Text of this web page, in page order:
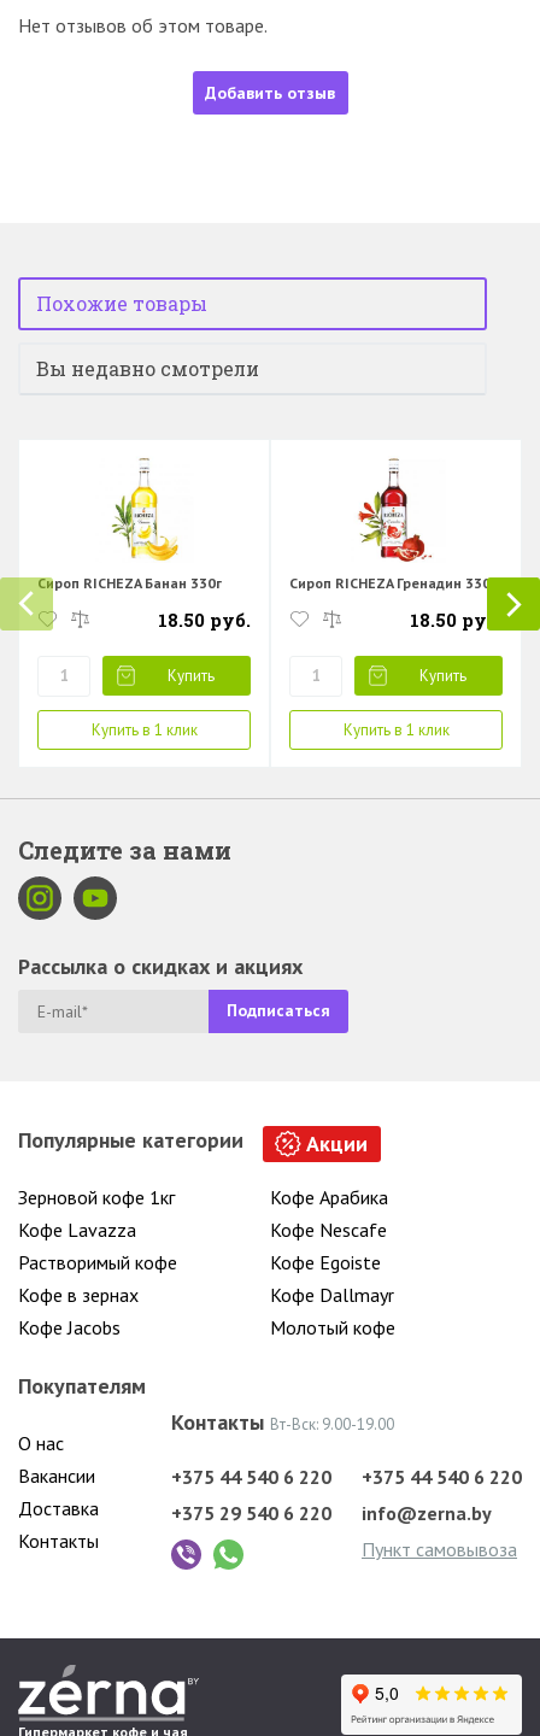
Нет отзывов об этом товаре.
Добавить отзыв
Похожие товары
Вы недавно смотрели
Сироп RICHEZA Банан 330г
18.50 руб.
Купить
Купить в 1 клик
Сироп RICHEZA Гренадин 330г
18.50 руб.
Купить
Купить в 1 клик
Следите за нами
Рассылка о скидках и акциях
Популярные категории Акции
Зерновой кофе 1кг
Кофе Арабика
Кофе Lavazza
Кофе Nescafe
Растворимый кофе
Кофе Egoiste
Кофе в зернах
Кофе Dallmayr
Кофе Jacobs
Молотый кофе
Покупателям
О нас
Вакансии
Доставка
Контакты
Контакты Вт-Вск: 9.00-19.00
+375 44 540 6 220
+375 29 540 6 220
+375 44 540 6 220
info@zerna.by
Пункт самовывоза
Гипермаркет кофе и чая